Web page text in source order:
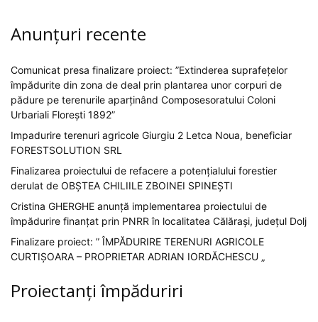
Anunțuri recente
Comunicat presa finalizare proiect: ”Extinderea suprafețelor
împădurite din zona de deal prin plantarea unor corpuri de
pădure pe terenurile aparținând Composesoratului Coloni
Urbariali Florești 1892”
Impadurire terenuri agricole Giurgiu 2 Letca Noua, beneficiar
FORESTSOLUTION SRL
Finalizarea proiectului de refacere a potențialului forestier
derulat de OBȘTEA CHILIILE ZBOINEI SPINEȘTI
Cristina GHERGHE anunță implementarea proiectului de
împădurire finanțat prin PNRR în localitatea Călărași, județul Dolj
Finalizare proiect: ” ÎMPĂDURIRE TERENURI AGRICOLE
CURTIȘOARA – PROPRIETAR ADRIAN IORDĂCHESCU „
Proiectanți împăduriri